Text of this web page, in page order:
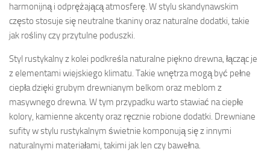
harmonijną i odprężającą atmosferę. W stylu skandynawskim
często stosuje się neutralne tkaniny oraz naturalne dodatki, takie
jak rośliny czy przytulne poduszki.
Styl rustykalny z kolei podkreśla naturalne piękno drewna, łącząc je
z elementami wiejskiego klimatu. Takie wnętrza mogą być pełne
ciepła dzięki grubym drewnianym belkom oraz meblom z
masywnego drewna. W tym przypadku warto stawiać na ciepłe
kolory, kamienne akcenty oraz ręcznie robione dodatki. Drewniane
sufity w stylu rustykalnym świetnie komponują się z innymi
naturalnymi materiałami, takimi jak len czy bawełna.